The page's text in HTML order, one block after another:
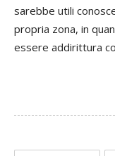
sarebbe utili
propria zona, in
essere addirittura